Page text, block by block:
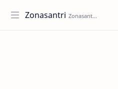
Zonasantri